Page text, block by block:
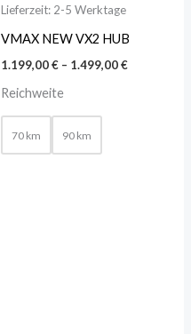
Lieferzeit: 2-5 Werktage
VMAX NEW VX2 HUB
1.199,00€ – 1.499,00€
Reichweite
70 km 90 km